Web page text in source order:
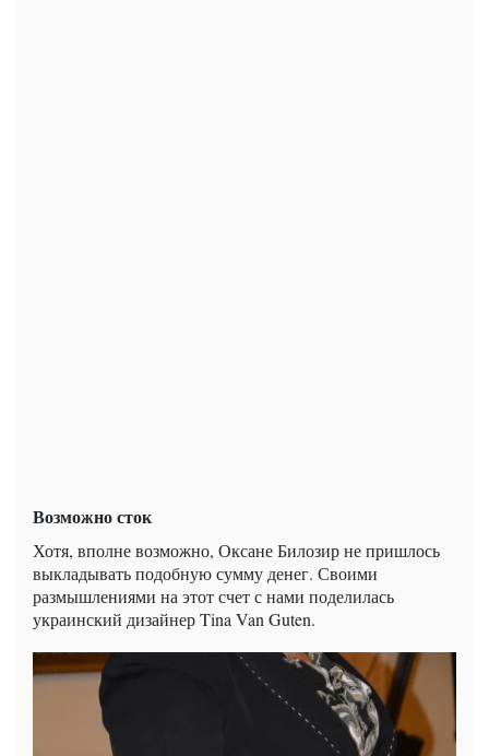
Возможно сток
Хотя, вполне возможно, Оксане Билозир не пришлось
выкладывать подобную сумму денег. Своими
размышлениями на этот счет с нами поделилась
украинский дизайнер Tina Van Guten.